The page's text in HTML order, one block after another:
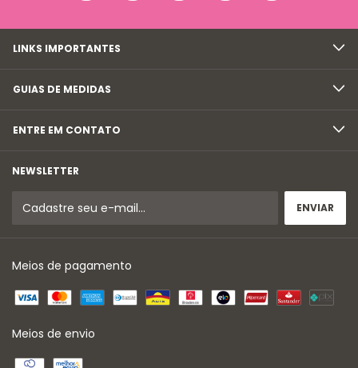
LINKS IMPORTANTES
GUIAS DE MEDIDAS
ENTRE EM CONTATO
NEWSLETTER
Meios de pagamento
Meios de envio